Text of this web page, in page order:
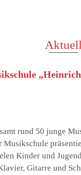
Aktuell
rund 50 junge
Musikschule
Kinder und
Gitarre und